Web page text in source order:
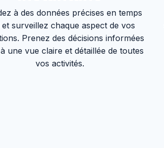
à des données précises en temps
et surveillez chaque aspect de vos
Prenez des décisions informées
une vue claire et détaillée de toutes
vos activités.